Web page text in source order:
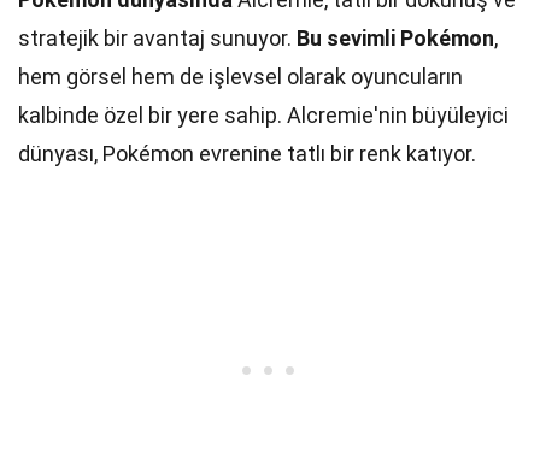
stratejik bir avantaj sunuyor. Bu sevimli Pokémon,
hem görsel hem de işlevsel olarak oyuncuların
kalbinde özel bir yere sahip. Alcremie'nin büyüleyici
dünyası, Pokémon evrenine tatlı bir renk katıyor.